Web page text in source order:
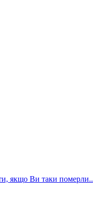
якщо Ви таки померли..